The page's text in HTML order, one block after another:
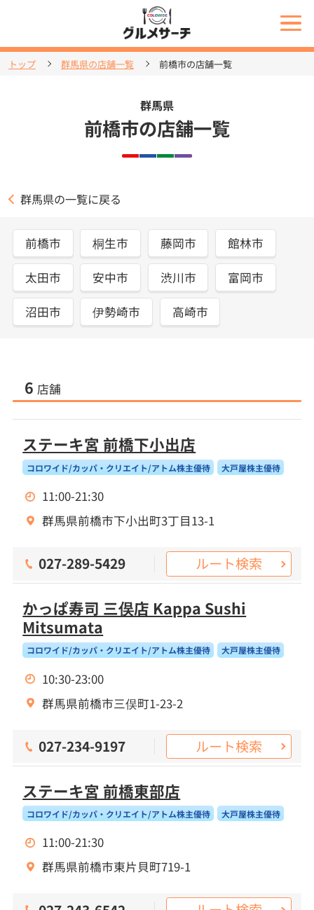
トップ 群馬県の店舗一覧 前橋市の店舗一覧
群馬県
前橋市の店舗一覧
群馬県の一覧に戻る
前橋市 桐生市 藤岡市 館林市
太田市 安中市 渋川市 富岡市
沼田市 伊勢崎市 高崎市
6 店舗
ステーキ宮 前橋下小出店
コロワイド/カッパ・クリエイト/アトム株主優待 大戸屋株主優待
11:00-21:30
群馬県前橋市下小出町3丁目13-1
027-289-5429 ルート検索
かっぱ寿司 三俣店 Kappa Sushi
Mitsumata
コロワイド/カッパ・クリエイト/アトム株主優待 大戸屋株主優待
10:30-23:00
群馬県前橋市三俣町1-23-2
027-234-9197 ルート検索
ステーキ宮 前橋東部店
コロワイド/カッパ・クリエイト/アトム株主優待 大戸屋株主優待
11:00-21:30
群馬県前橋市東片貝町719-1